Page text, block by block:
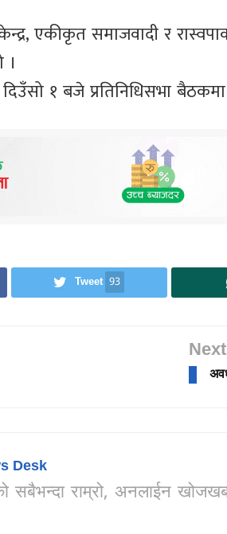
एकीकृत समाजवादी र
।
१ बजे प्रतिनिधिसभा
Tweet 93
Desk
सबैभन्दा राम्रो, अनलाईन